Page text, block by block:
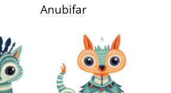
Anubifar